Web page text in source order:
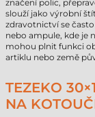
značení polic,
slouží jako výrobní
zdravotnictví se
nebo ampule, kde je
mohou plnit funkci
artiklu nebo země
TEZEKO
NA